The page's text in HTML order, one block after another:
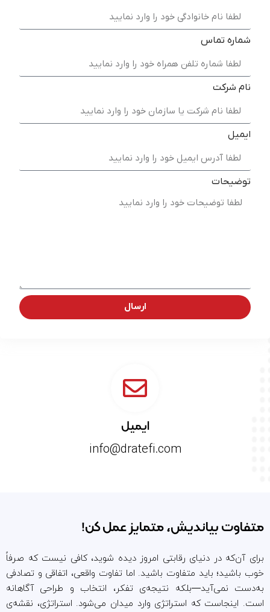
شماره تماس
نام شرکت
ایمیل
توضیحات
ارسال
ایمیل
info@dratefi.com
متفاوت بیاندیش، متمایز عمل کن!
برای آن‌که در دنیای رقابتی امروز دیده شوید، کافی نیست که صرفاً
خوب باشید؛ باید متفاوت باشید. اما تفاوت واقعی، اتفاقی و تصادفی
به‌دست نمی‌آید—بلکه نتیجه‌ی تفکر، انتخاب و طراحی آگاهانه
است. اینجاست که استراتژی وارد میدان می‌شود. استراتژی، نقشه‌ی